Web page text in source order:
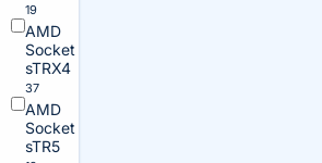
19
AMD
Socket
sTRX4
37
AMD
Socket
sTR5